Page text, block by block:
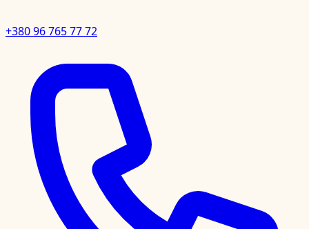
+380 96 765 77 72